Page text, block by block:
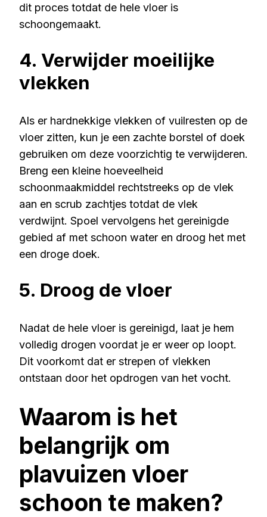
dit proces totdat de hele vloer is
schoongemaakt.
4. Verwijder moeilijke
vlekken
Als er hardnekkige vlekken of vuilresten op de
vloer zitten, kun je een zachte borstel of doek
gebruiken om deze voorzichtig te verwijderen.
Breng een kleine hoeveelheid
schoonmaakmiddel rechtstreeks op de vlek
aan en scrub zachtjes totdat de vlek
verdwijnt. Spoel vervolgens het gereinigde
gebied af met schoon water en droog het met
een droge doek.
5. Droog de vloer
Nadat de hele vloer is gereinigd, laat je hem
volledig drogen voordat je er weer op loopt.
Dit voorkomt dat er strepen of vlekken
ontstaan door het opdrogen van het vocht.
Waarom is het
belangrijk om
plavuizen vloer
schoon te maken?